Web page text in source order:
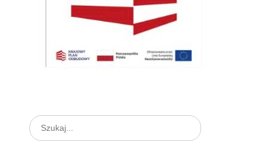
Search
for: